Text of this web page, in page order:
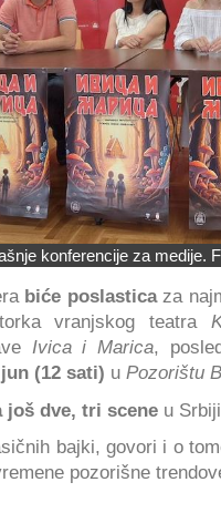
konferencije za medije.
biće poslastica za
vranjskog teatra
Ivica i Marica,
(12 sati) u Pozorištu
još dve, tri scene u
bajki, govori i o
pozorišne